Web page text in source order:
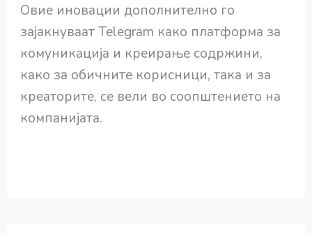
Овие иновации дополнително го
зајакнуваат Telegram како платформа за
комуникација и креирање содржини,
како за обичните корисници, така и за
креаторите, се вели во соопштението на
компанијата.